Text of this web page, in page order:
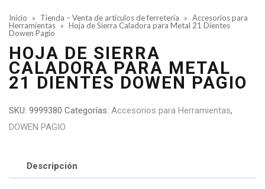
Inicio » Tienda – Venta de artículos de ferretería » Accesorios para
Herramientas » Hoja de Sierra Caladora para Metal 21 Dientes
Dowen Pagio
HOJA DE SIERRA
CALADORA PARA METAL
21 DIENTES DOWEN PAGIO
SKU: 9999380 Categorías: Accesorios para Herramientas,
DOWEN PAGIO
Descripción